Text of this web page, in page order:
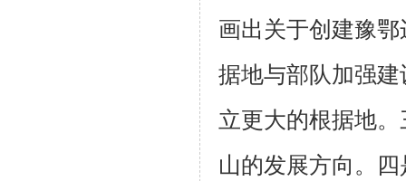
画出关于创建豫
据地与部队加强
立更大的根据地
山的发展方向。